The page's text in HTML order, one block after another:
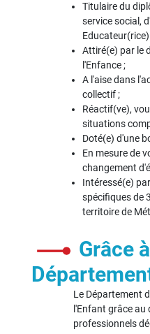
Titulaire du
service social,
Attiré(e) par le
l'Enfance ;
A l'aise dans
collectif ;
Réactif(ve),
situations
Doté(e) d'une
En mesure de
changement
Intéressé(e)
spécifiques de
territoire de
Grâce
Le Département
l'Enfant grâce au
professionnels